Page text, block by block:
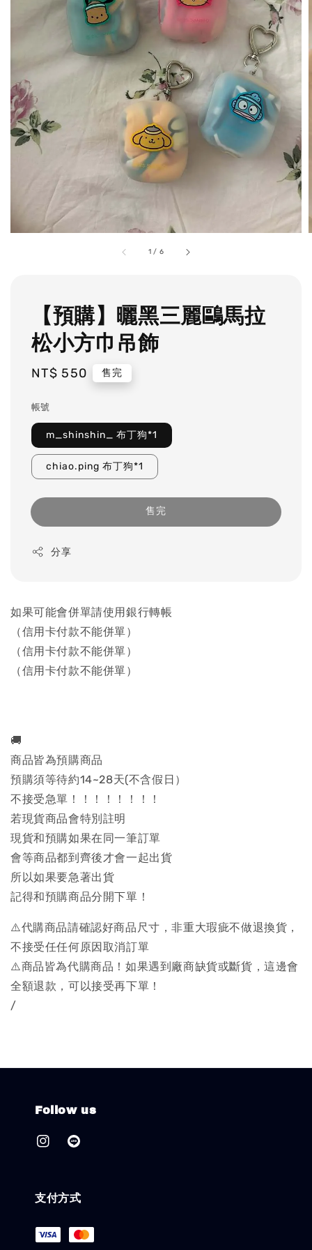
1 / 6
【預購】曬黑三麗鷗馬拉
松小方巾吊飾
Regular
NT$ 550 售完
帳號
m_shinshin_ 布丁狗*1
chiao.ping 布丁狗*1
售完
分享
如果可能會併單請使用銀行轉帳
（信用卡付款不能併單）
（信用卡付款不能併單）
（信用卡付款不能併單）
🚚
商品皆為預購商品
預購須等待約14~28天(不含假日）
不接受急單！！！！！！！！
若現貨商品會特別註明
現貨和預購如果在同一筆訂單
會等商品都到齊後才會一起出貨
所以如果要急著出貨
記得和預購商品分開下單！
⚠️代購商品請確認好商品尺寸，非重大瑕疵不做退換貨，
不接受任任何原因取消訂單
⚠️商品皆為代購商品！如果遇到廠商缺貨或斷貨，這邊會
全額退款，可以接受再下單！
/
Follow us
支付方式